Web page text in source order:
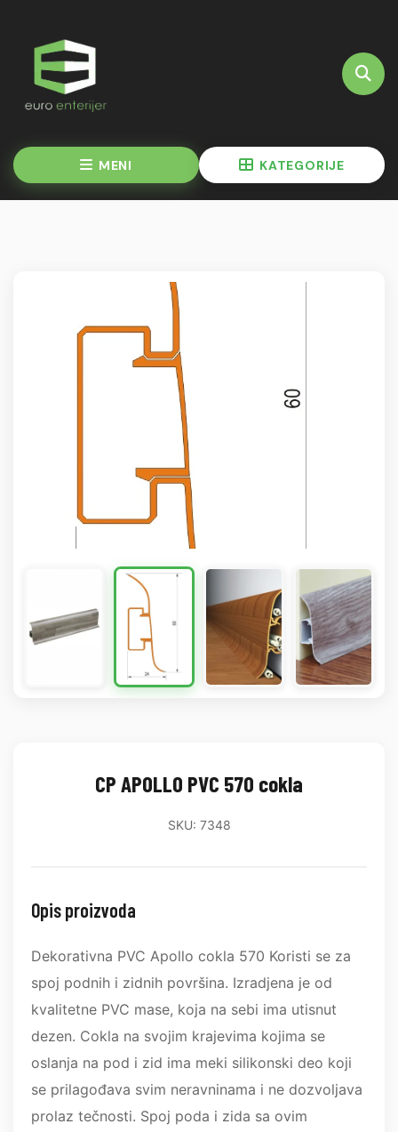
MENI KATEGORIJE
CP APOLLO PVC 570 cokla
SKU: 7348
Opis proizvoda
Dekorativna PVC Apollo cokla 570 Koristi se za
spoj podnih i zidnih površina. Izradjena je od
kvalitetne PVC mase, koja na sebi ima utisnut
dezen. Cokla na svojim krajevima kojima se
oslanja na pod i zid ima meki silikonski deo koji
se prilagođava svim neravninama i ne dozvoljava
prolaz tečnosti. Spoj poda i zida sa ovim